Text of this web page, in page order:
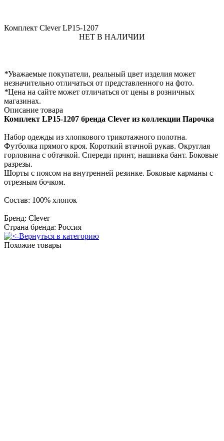
Комплект Clever LP15-1207
НЕТ В НАЛИЧИИ
*Уважаемые покупатели, реальный цвет изделия может
незначительно отличаться от представленного на фото.
*Цена на сайте может отличаться от цены в розничных
магазинах.
Описание товара
Комплект LP15-1207 бренда Clever из коллекции Парочка
Набор одежды из хлопкового трикотажного полотна.
Футболка прямого кроя. Короткий втачной рукав. Округлая
горловина с обтачкой. Спереди принт, нашивка бант. Боковые
разрезы.
Шорты с поясом на внутренней резинке. Боковые карманы с
отрезным бочком.
Состав: 100% хлопок
Бренд: Clever
Страна бренда: Россия
Вернуться в категорию
Похожие товары